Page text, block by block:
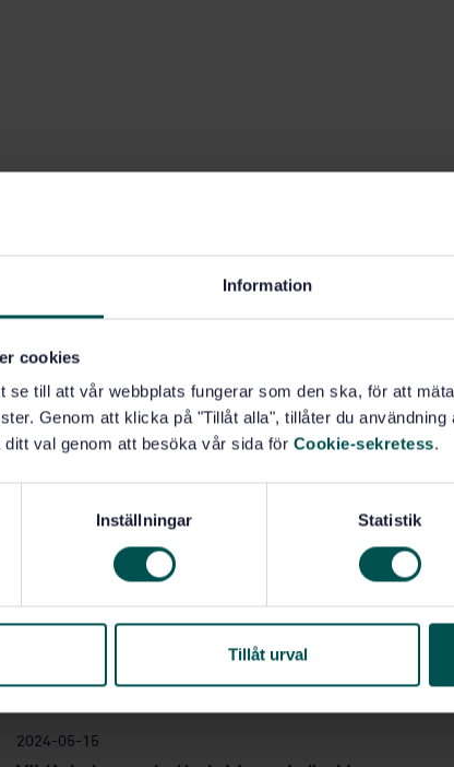
Information
cookies
se till att vår webbplats fungerar som den ska, för att
Genom att klicka på "Tillåt alla", tillåter du
val genom att besöka vår sida för Cookie-sekretess.
Inställningar Statistik
Tillåt urval
utan standard
en värld utan standard se ut?
projekt som våra medarbetare driver
2024-05-15